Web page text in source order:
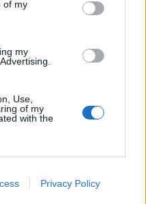
of my
my
Use,
of my
with the
Privacy Policy